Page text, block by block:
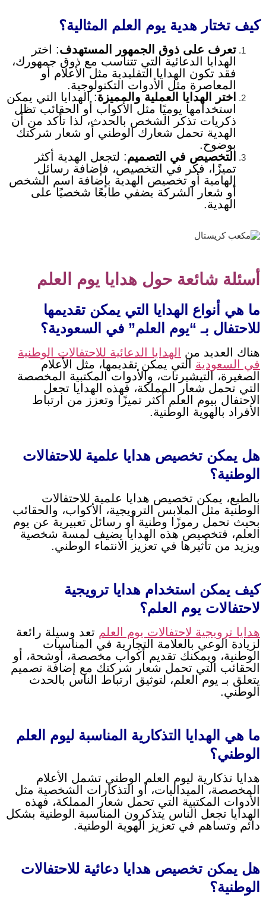
كيف تختار هدية يوم العلم المثالية؟
تعرف على ذوق الجمهور المستهدف: اختر
الهدايا الدعائية التي تتناسب مع ذوق جمهورك،
فقد تكون الهدايا التقليدية مثل الأعلام أو
المعاصرة مثل الأدوات التكنولوجية.
اختر الهدايا العملية والمميزة: الهدايا التي يمكن
استخدامها يوميًا مثل الأكواب أو الحقائب تظل
ذكريات تذكر الشخص بالحدث، لذا تأكد من أن
الهدية تحمل شعارك الوطني أو شعار شركتك
بوضوح.
التخصيص في التصميم: لتجعل الهدية أكثر
تميزًا، فكر في التخصيص، فإضافة رسائل
إلهامية أو تخصيص الهدية بإضافة اسم الشخص
أو شعار الشركة يضفي طابعًا شخصيًا على
الهدية.
أسئلة شائعة حول هدايا يوم العلم
ما هي أنواع الهدايا التي يمكن تقديمها
للاحتفال بـ “يوم العلم” في السعودية؟
هناك العديد من
الهدايا الدعائية للاحتفالات الوطنية
في السعودية التي يمكن تقديمها، مثل الأعلام
الصغيرة، التيشيرتات، والأدوات المكتبية المخصصة
التي تحمل شعار المملكة، فهذه الهدايا تجعل
الاحتفال بيوم العلم أكثر تميزًا وتعزز من ارتباط
الأفراد بالهوية الوطنية.
هل يمكن تخصيص هدايا علمية للاحتفالات
الوطنية؟
بالطبع، يمكن تخصيص هدايا علمية للاحتفالات
الوطنية مثل الملابس الترويجية، الأكواب، والحقائب
بحيث تحمل رموزًا وطنية أو رسائل تعبيرية عن يوم
العلم، فتخصيص هذه الهدايا يضيف لمسة شخصية
ويزيد من تأثيرها في تعزيز الانتماء الوطني.
كيف يمكن استخدام هدايا ترويجية
لاحتفالات يوم العلم؟
هدايا ترويجية لاحتفالات يوم العلم تعد وسيلة رائعة
لزيادة الوعي بالعلامة التجارية في المناسبات
الوطنية، ويمكنك تقديم أكواب مخصصة، أوشحة، أو
الحقائب التي تحمل شعار شركتك مع إضافة تصميم
يتعلق بـ يوم العلم، لتوثيق ارتباط الناس بالحدث
الوطني.
ما هي الهدايا التذكارية المناسبة ليوم العلم
الوطني؟
هدايا تذكارية ليوم العلم الوطني تشمل الأعلام
المخصصة، الميداليات، أو التذكارات الشخصية مثل
الأدوات المكتبية التي تحمل شعار المملكة، فهذه
الهدايا تجعل الناس يتذكرون المناسبة الوطنية بشكل
دائم وتساهم في تعزيز الهوية الوطنية.
هل يمكن تخصيص هدايا دعائية للاحتفالات
الوطنية؟